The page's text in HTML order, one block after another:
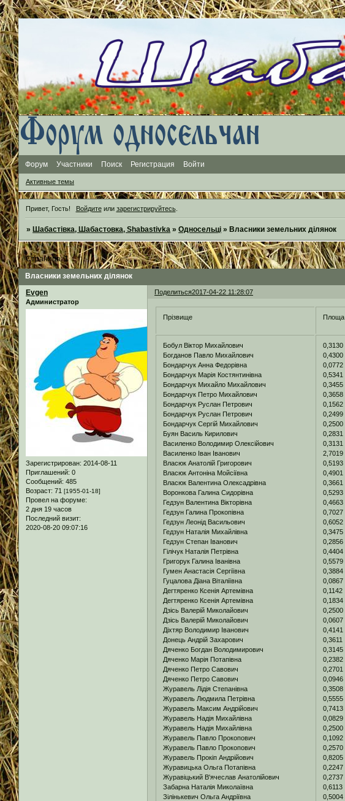
Форум Участники Поиск Регистрация Войти
Активные темы
Привет, Гость! Войдитеили зарегистрируйтесь.
»Шабастівка, Шабастовка, Shabastivka »Односельці »Власники земельних ділянок
Власники земельних ділянок
Страница:1
Поделиться2017-04-22 11:28:07
Evgen
Администратор
Зарегистрирован: 2014-08-11
Приглашений: 0
Сообщений: 485
Возраст: 71 [1955-01-18]
Провел на форуме:
2 дня 19 часов
Последний визит:
2020-08-20 09:07:16
Прізвище Площа
Бобул Віктор Михайлович
Богданов Павло Михайлович
Бондарчук Анна Федорівна
Бондарчук Марія Костянтинівна
Бондарчук Михайло Михайлович
Бондарчук Петро Михайлович
Бондарчук Руслан Петрович
Бондарчук Руслан Петрович
Бондарчук Сергій Михайлович
Буян Василь Кирилович
Василенко Володимир Олексійович
Василенко Іван Іванович
Власюк Анатолій Григорович
Власюк Антоніна Мойсіївна
Власюк Валентина Олексадрівна
Воронкова Галина Сидорівна
Гедзун Валентина Вікторівна
Гедзун Галина Прокопівна
Гедзун Леонід Васильович
Гедзун Наталія Михайлівна
Гедзун Степан Іванович
Гілічук Наталія Петрівна
Григорук Галина Іванівна
Гумен Анастасія Сергіївна
Гуцалова Діана Віталіївна
Дегтяренко Ксенія Артемівна
Дегтяренко Ксенія Артемівна
Дзісь Валерій Миколайович
Дзісь Валерій Миколайович
Діхтяр Володимир Іванович
Донець Андрій Захарович
Дяченко Богдан Володимирович
Дяченко Марія Потапівна
Дяченко Петро Савович
Дяченко Петро Савович
Журавель Лідія Степанівна
Журавель Людмила Петрівна
Журавель Максим Андрійович
Журавель Надія Михайлівна
Журавель Надія Михайлівна
Журавель Павло Прокопович
Журавель Павло Прокопович
Журавель Прокіп Андрійович
Журавицька Ольга Потапівна
Журавіцький В'ячеслав Анатолійович
Забарна Наталія Миколаївна
Зілінькевич Ольга Андріївна
0,3130
0,4300
0,0772
0,5341
0,3455
0,3658
0,1562
0,2499
0,2500
0,2831
0,3131
2,7019
0,5193
0,4901
0,3661
0,5293
0,4663
0,7027
0,6052
0,3475
0,2856
0,4404
0,5579
0,3884
0,0867
0,1142
0,1834
0,2500
0,0607
0,4141
0,3611
0,3145
0,2382
0,2701
0,0946
0,3508
0,5555
0,7413
0,0829
0,2500
0,1092
0,2570
0,8205
0,2247
0,2737
0,6113
0,5004